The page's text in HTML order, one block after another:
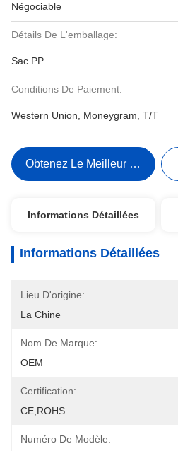
Négociable
Détails De L'emballage:
Sac PP
Conditions De Paiement:
Western Union, Moneygram, T/T
Obtenez Le Meilleur Prix
Informations Détaillées
Informations Détaillées
Lieu D'origine:
La Chine
Nom De Marque:
OEM
Certification:
CE,ROHS
Numéro De Modèle: